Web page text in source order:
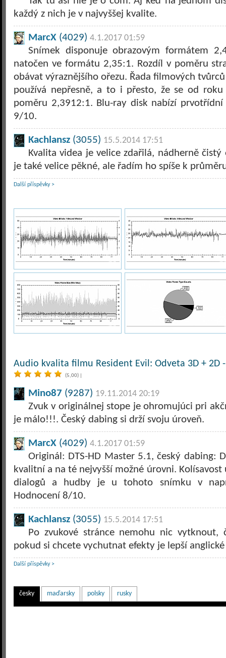
každý z nich je v najvyššej kvalite.
MarcX (4029) 4.1.2017 01:59
Snímek disponuje obrazovým formátem
natočen ve formátu 2,35:1. Rozdíl v poměru
obávat výraznějšího ořezu. Řada filmových
používá nepřesně, a to i přesto, že se od
poměru 2,3912:1. Blu-ray disk nabízí prvotřídní
9/10.
Kachlansz (3055) 15.5.2014 17:51
Kvalita videa je velice zdařilá, nádherně čistý
je také velice pěkné, ale řadím ho spíše k
Další příspěvky >
Audio kvalita filmu Resident Evil: Odveta 3D + 2D
(5,00)
Mino87 (9287) 19.11.2014 20:19
Zvuk v originálnej stope je ohromujúci pri
je málo!!!. Český dabing si drží svoju úroveň.
MarcX (4029) 4.1.2017 01:59
Originál: DTS-HD Master 5.1, český dabing:
kvalitní a na té nejvyšší možné úrovni.
dialogů a hudby je u tohoto snímku v
Hodnocení 8/10.
Kachlansz (3055) 15.5.2014 17:51
Po zvukové stránce nemohu nic vytknout,
pokud si chcete vychutnat efekty je lepší anglické
Další příspěvky >
česky maďarsky polsky rusky